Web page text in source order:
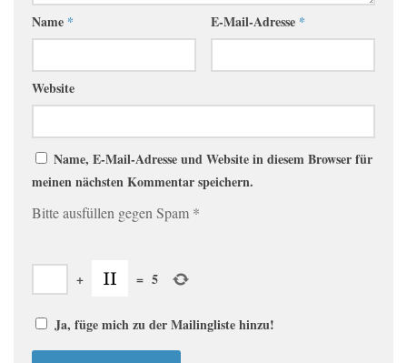
Name * E-Mail-Adresse *
Website
Name, E-Mail-Adresse und Website in diesem Browser für
meinen nächsten Kommentar speichern.
Bitte ausfüllen gegen Spam *
+ = 5
Ja, füge mich zu der Mailingliste hinzu!